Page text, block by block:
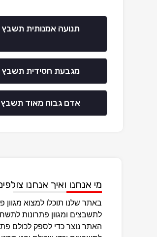
תנועה אמנותית תשבץ
מגבעת חסידית תשבץ
אדם גבוה מאוד תשבץ
מי אנחנו ואיך אנחנו
באתר שלנו תוכלו למצוא מגוון
לתשבצים ומגוון פתרונות
האתר נוצר כדי לספק לכולם